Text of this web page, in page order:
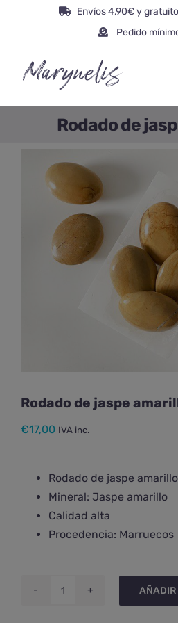
Envíos 4,90€ y
Pedido
Rodado de
Rodado de jaspe
€17,00 IVA inc.
Rodado de jaspe
Mineral: Jaspe amarillo
Calidad alta
Procedencia: Marruecos
AÑADIR